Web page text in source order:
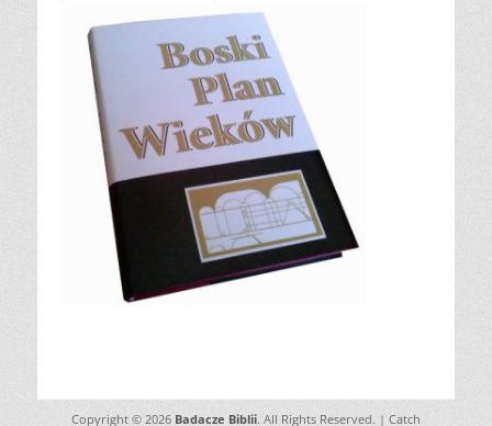
Copyright © 2026 Badacze Biblii. All Rights Reserved. | Catch